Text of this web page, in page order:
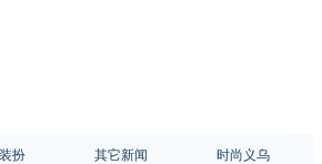
扮 其它新闻
时尚义乌